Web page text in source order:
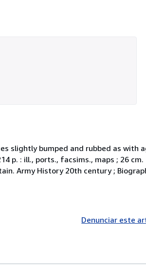
slightly bumped and rubbed as with
p. : ill., ports., facsims., maps ; 26 cm.
Army History 20th century ;
Denunciar este